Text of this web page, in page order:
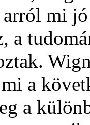
mi
a
a
a